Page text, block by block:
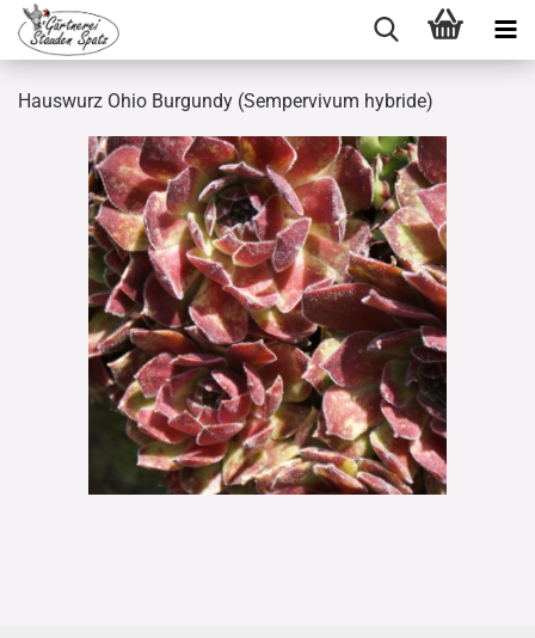
Hauswurz Ohio Burgundy (Sempervivum hybride)